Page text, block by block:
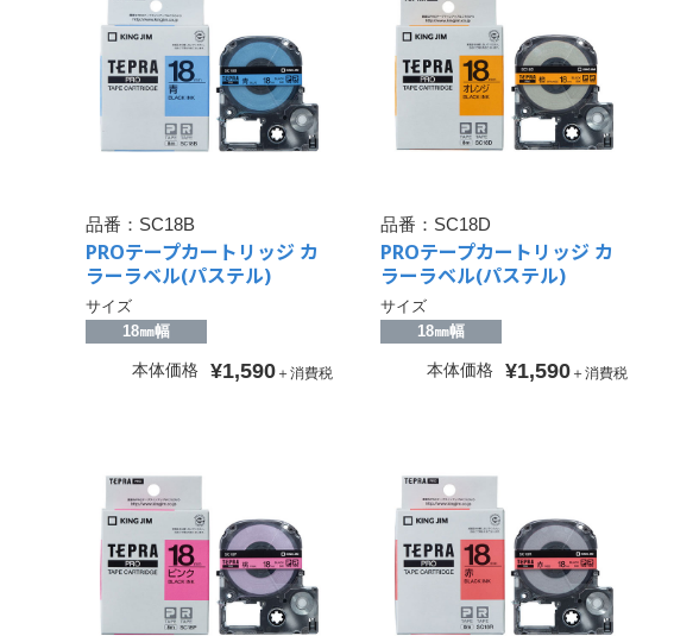
品番： SC18B
PROテープカートリッジ カ
ラーラベル(パステル)
サイズ
18㎜幅
本体価格 ¥1,590 ＋消費税
品番： SC18D
PROテープカートリッジ カ
ラーラベル(パステル)
サイズ
18㎜幅
本体価格 ¥1,590 ＋消費税